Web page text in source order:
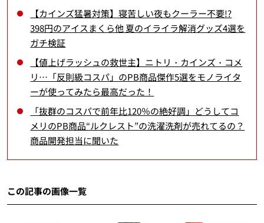
【カインズ猛暑対策】寝苦しい夜もクーラー不要!?
398円のアイスまくら他 夏のイライラ解消グッズ4選を
ガチ検証
【値上げラッシュの救世主】ニトリ・カインズ・コメ
リ…「反則級コスパ」のPB商品傑作5選をモノライタ
ーが使ってみたら最高だった！
「抜群のコスパで前年比120％の絶好調」どうしてコ
メリのPB商品“ルクレスト”の洗濯洗剤が売れてるの？
商品開発担当に聞いた
この記事の画像一覧